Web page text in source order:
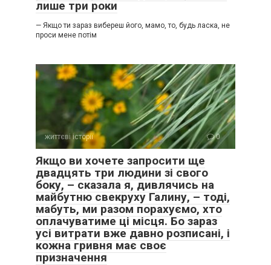
лише три роки
— Якщо ти зараз вибереш його, мамо, то, будь ласка, не
проси мене потім
життєві історії 0
Якщо ви хочете запросити ще
двадцять три людини зі свого
боку, – сказала я, дивлячись на
майбутню свекруху Галину, – тоді,
мабуть, ми разом порахуємо, хто
оплачуватиме ці місця. Бо зараз
усі витрати вже давно розписані, і
кожна гривня має своє
призначення